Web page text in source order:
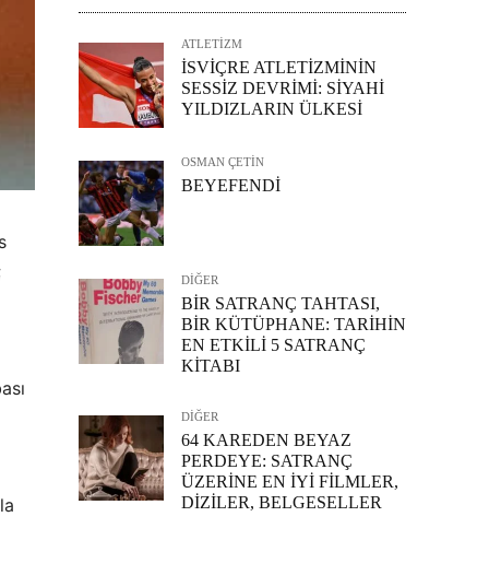
ATLETİZM
İSVİÇRE ATLETİZMİNİN
SESSİZ DEVRİMİ: SİYAHİ
YILDIZLARIN ÜLKESİ
OSMAN ÇETİN
BEYEFENDİ
DİĞER
BİR SATRANÇ TAHTASI,
BİR KÜTÜPHANE: TARİHİN
EN ETKİLİ 5 SATRANÇ
KİTABI
DİĞER
64 KAREDEN BEYAZ
PERDEYE: SATRANÇ
ÜZERİNE EN İYİ FİLMLER,
DİZİLER, BELGESELLER